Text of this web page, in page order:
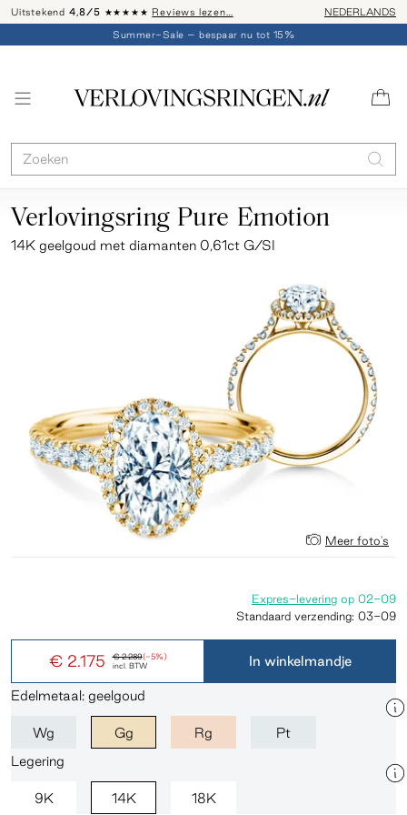
Uitstekend 4,8/5 ★★★★★ Reviews lezen… Advies: 020 -
NEDERLANDS
Summer-Sale – bespaar nu tot 15%
Verlovingsring Pure Emotion
14K geelgoud met diamanten 0,61ct G/SI
Meer foto's
€ 2.289(-5%)
€ 2.175 incl. BTW
Expres-levering op 02-09
Standaard verzending: 03-09
In winkelmandje
Edelmetaal: geelgoud
Wg Gg Rg
Pt
Legering
9K 14K 18K